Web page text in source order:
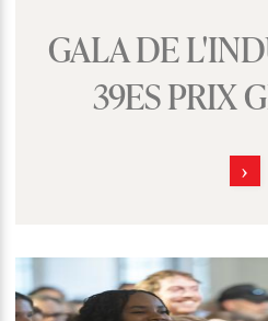
GALA DE
39ES PRIX